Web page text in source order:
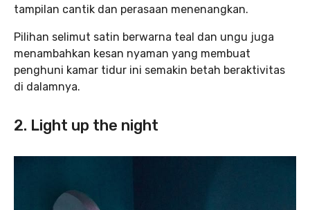
tampilan cantik dan perasaan menenangkan.
Pilihan selimut satin berwarna teal dan ungu juga
menambahkan kesan nyaman yang membuat
penghuni kamar tidur ini semakin betah beraktivitas
di dalamnya.
2. Light up the night